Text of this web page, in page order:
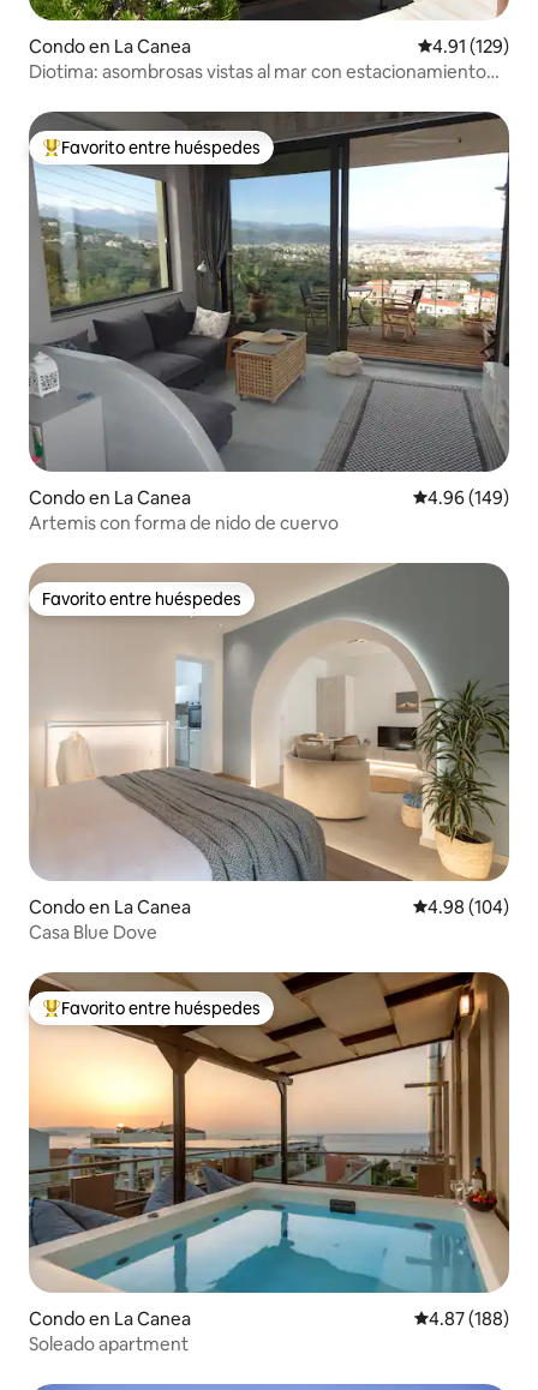
Condo en La Canea Calificación
4.91 (129)
Diotima: asombrosas vistas al mar con estacionamiento
Favorito entre huéspedes preferido
Favorito entre huéspedes
Condo en La Canea Calificación
4.96 (149)
Artemis con forma de nido de cuervo
Favorito entre huéspedes
Favorito entre huéspedes
Condo en La Canea Calificación
4.98 (104)
Casa Blue Dove
Favorito entre huéspedes preferido
Favorito entre huéspedes
Condo en La Canea Calificación
4.87 (188)
Soleado apartment